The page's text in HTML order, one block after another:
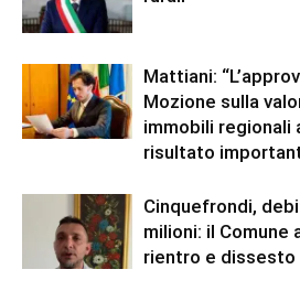
Mattiani:
Mozione sulla
immobili regionali
risultato
Cinquefrondi,
milioni: il Comune
rientro e dissesto